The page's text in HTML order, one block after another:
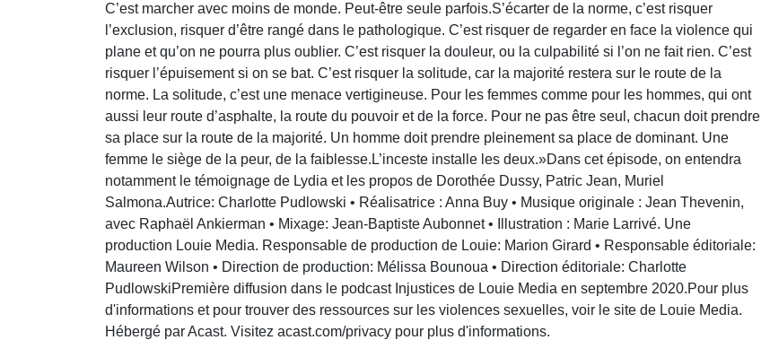
C’est marcher avec moins de monde. Peut-être seule parfois.S’écarter de la norme, c’est risquer
l’exclusion, risquer d’être rangé dans le pathologique. C’est risquer de regarder en face la violence qui
plane et qu’on ne pourra plus oublier. C’est risquer la douleur, ou la culpabilité si l’on ne fait rien. C’est
risquer l’épuisement si on se bat. C’est risquer la solitude, car la majorité restera sur le route de la
norme. La solitude, c’est une menace vertigineuse. Pour les femmes comme pour les hommes, qui ont
aussi leur route d’asphalte, la route du pouvoir et de la force. Pour ne pas être seul, chacun doit prendre
sa place sur la route de la majorité. Un homme doit prendre pleinement sa place de dominant. Une
femme le siège de la peur, de la faiblesse.L’inceste installe les deux.»Dans cet épisode, on entendra
notamment le témoignage de Lydia et les propos de Dorothée Dussy, Patric Jean, Muriel
Salmona.Autrice: Charlotte Pudlowski • Réalisatrice : Anna Buy • Musique originale : Jean Thevenin,
avec Raphaël Ankierman • Mixage: Jean-Baptiste Aubonnet • Illustration : Marie Larrivé. Une
production Louie Media. Responsable de production de Louie: Marion Girard • Responsable éditoriale:
Maureen Wilson • Direction de production: Mélissa Bounoua • Direction éditoriale: Charlotte
PudlowskiPremière diffusion dans le podcast Injustices de Louie Media en septembre 2020.Pour plus
d'informations et pour trouver des ressources sur les violences sexuelles, voir le site de Louie Media.
Hébergé par Acast. Visitez acast.com/privacy pour plus d'informations.